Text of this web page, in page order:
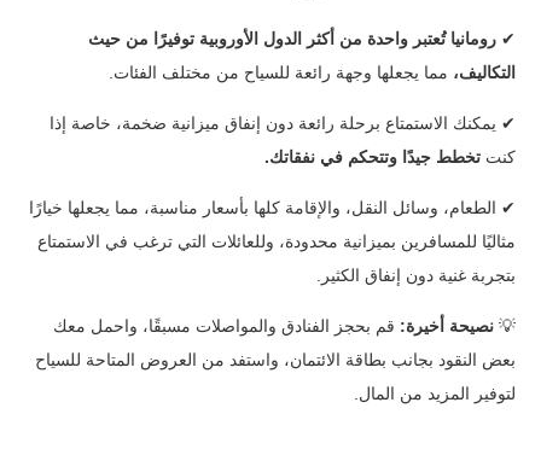
✔ رومانيا تُعتبر واحدة من أكثر الدول الأوروبية توفيرًا من حيث
التكاليف، مما يجعلها وجهة رائعة للسياح من مختلف الفئات.
✔ يمكنك الاستمتاع برحلة رائعة دون إنفاق ميزانية ضخمة، خاصة إذا
كنت تخطط جيدًا وتتحكم في نفقاتك.
✔ الطعام، وسائل النقل، والإقامة كلها بأسعار مناسبة، مما يجعلها خيارًا
مثاليًا للمسافرين بميزانية محدودة، وللعائلات التي ترغب في الاستمتاع
بتجربة غنية دون إنفاق الكثير.
💡 نصيحة أخيرة: قم بحجز الفنادق والمواصلات مسبقًا، واحمل معك
بعض النقود بجانب بطاقة الائتمان، واستفد من العروض المتاحة للسياح
لتوفير المزيد من المال.